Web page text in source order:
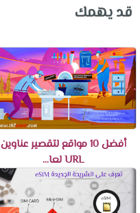
قد يهمك
أفضل 10 مواقع لتقصير عناوين
URL لعا...